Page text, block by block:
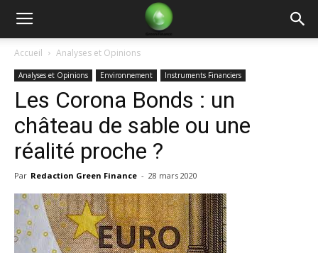
Green
Finance
Accueil Analyses et Opinions
Analyses et Opinions Environnement Instruments Financiers
Les Corona Bonds : un
château de sable ou une
réalité proche ?
Par Redaction Green Finance - 28 mars 2020